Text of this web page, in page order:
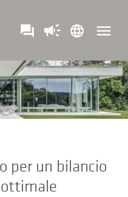
question_answer campaign language menu
per un bilancio